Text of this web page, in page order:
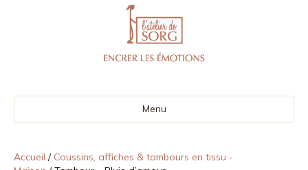
o
o
u
t
b
e
s
t
g
r
Menu
Accueil / Coussins, affiches & tambours en tissu -